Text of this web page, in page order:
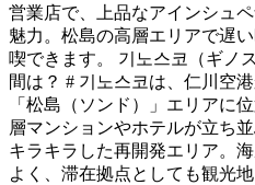
営業店で、上品なアインシュ
魅力。松島の高層エリアで遅
喫できます。 기노스코（ギノ
間は？ # 기노스코は、仁川空
「松島（ソンド）」エリアに
層マンションやホテルが立ち
キラキラした再開発エリア。
よく、滞在拠点としても観光